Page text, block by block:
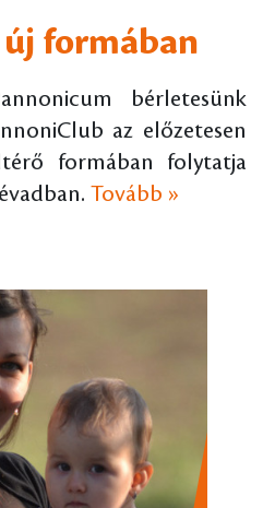
formában
bérletesünk
az előzetesen
formában folytatja
Tovább »